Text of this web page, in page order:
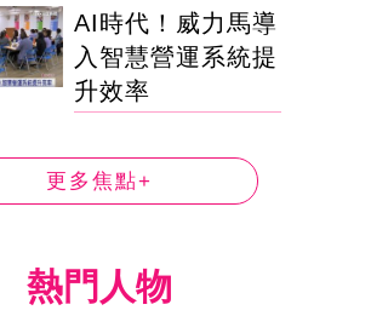
AI時代！威力馬導
入智慧營運系統提
升效率
更多焦點+
熱門人物